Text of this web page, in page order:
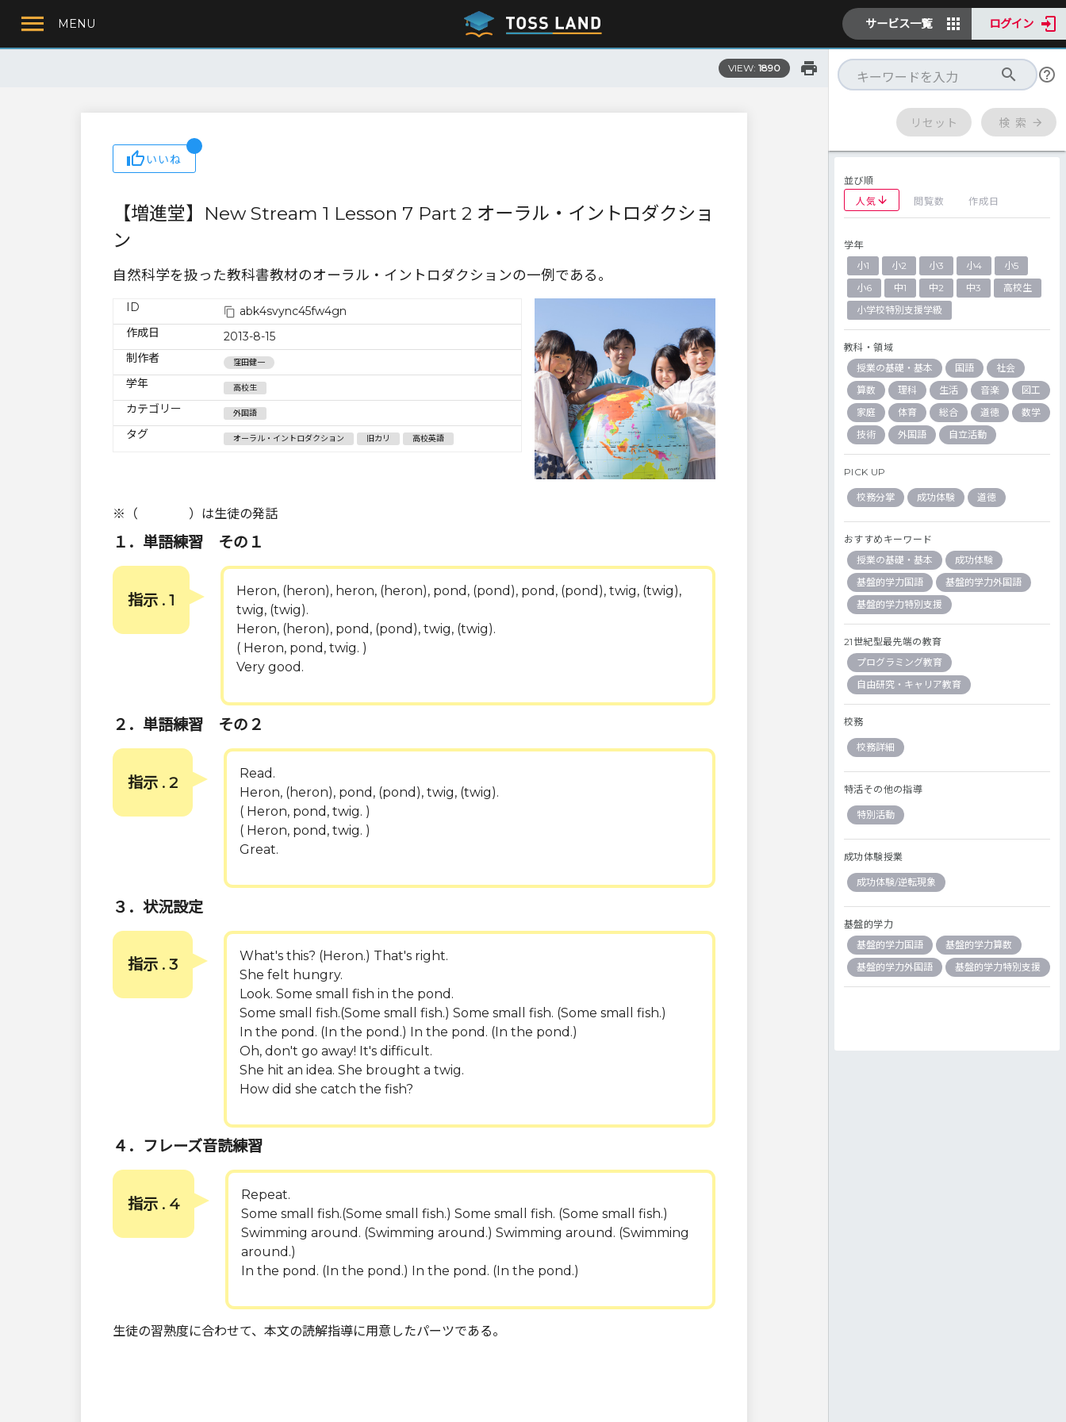
MENU サービス一覧 ログイン
VIEW: 1890
いいね
【増進堂】New Stream 1 Lesson 7 Part 2 オーラル・イントロダクショ
ン
自然科学を扱った教科書教材のオーラル・イントロダクションの一例である。
ID
abk4svync45fw4gn
作成日
2013-8-15
制作者
窪田健一
学年 高校生
カテゴリー 外国語
タグ オーラル・イントロダクション 旧カリ 高校英語
※（ ）は生徒の発話
１．単語練習 その１
指示 . 1
Heron, (heron), heron, (heron), pond, (pond), pond, (pond), twig, (twig),
twig, (twig).
Heron, (heron), pond, (pond), twig, (twig).
( Heron, pond, twig. )
Very good.
２．単語練習 その２
指示 . 2
Read.
Heron, (heron), pond, (pond), twig, (twig).
( Heron, pond, twig. )
( Heron, pond, twig. )
Great.
３．状況設定
指示 . 3
What's this? (Heron.) That's right.
She felt hungry.
Look. Some small fish in the pond.
Some small fish.(Some small fish.) Some small fish. (Some small fish.)
In the pond. (In the pond.) In the pond. (In the pond.)
Oh, don't go away! It's difficult.
She hit an idea. She brought a twig.
How did she catch the fish?
４．フレーズ音読練習
指示 . 4
Repeat.
Some small fish.(Some small fish.) Some small fish. (Some small fish.)
Swimming around. (Swimming around.) Swimming around. (Swimming
around.)
In the pond. (In the pond.) In the pond. (In the pond.)
生徒の習熟度に合わせて、本文の読解指導に用意したパーツである。
リセット 検 索
並び順
人気
閲覧数 作成日
学年
小1
小2 小3 小4
小5
小6
中1 中2 中3
高校生
小学校特別支援学級
教科・領域
授業の基礎・基本
国語
社会
算数
理科 生活 音楽
図工
家庭
体育 総合 道徳
数学
技術
外国語 自立活動
PICK UP
校務分掌 成功体験 道徳
おすすめキーワード
授業の基礎・基本
成功体験
基盤的学力国語
基盤的学力外国語
基盤的学力特別支援
21世紀型最先端の教育
プログラミング教育
自由研究・キャリア教育
校務
校務詳細
特活その他の指導
特別活動
成功体験授業
成功体験/逆転現象
基盤的学力
基盤的学力国語
基盤的学力算数
基盤的学力外国語
基盤的学力特別支援